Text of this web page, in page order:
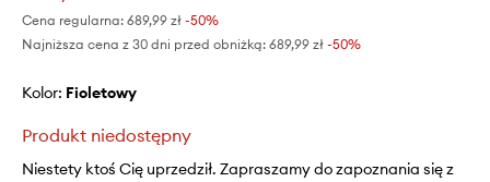
Cena regularna: 689,99 zł -50%
Najniższa cena z 30 dni przed obniżką: 689,99 zł -50%
Kolor: fioletowy
Produkt niedostępny
Niestety ktoś Cię uprzedził. Zapraszamy do zapoznania się z